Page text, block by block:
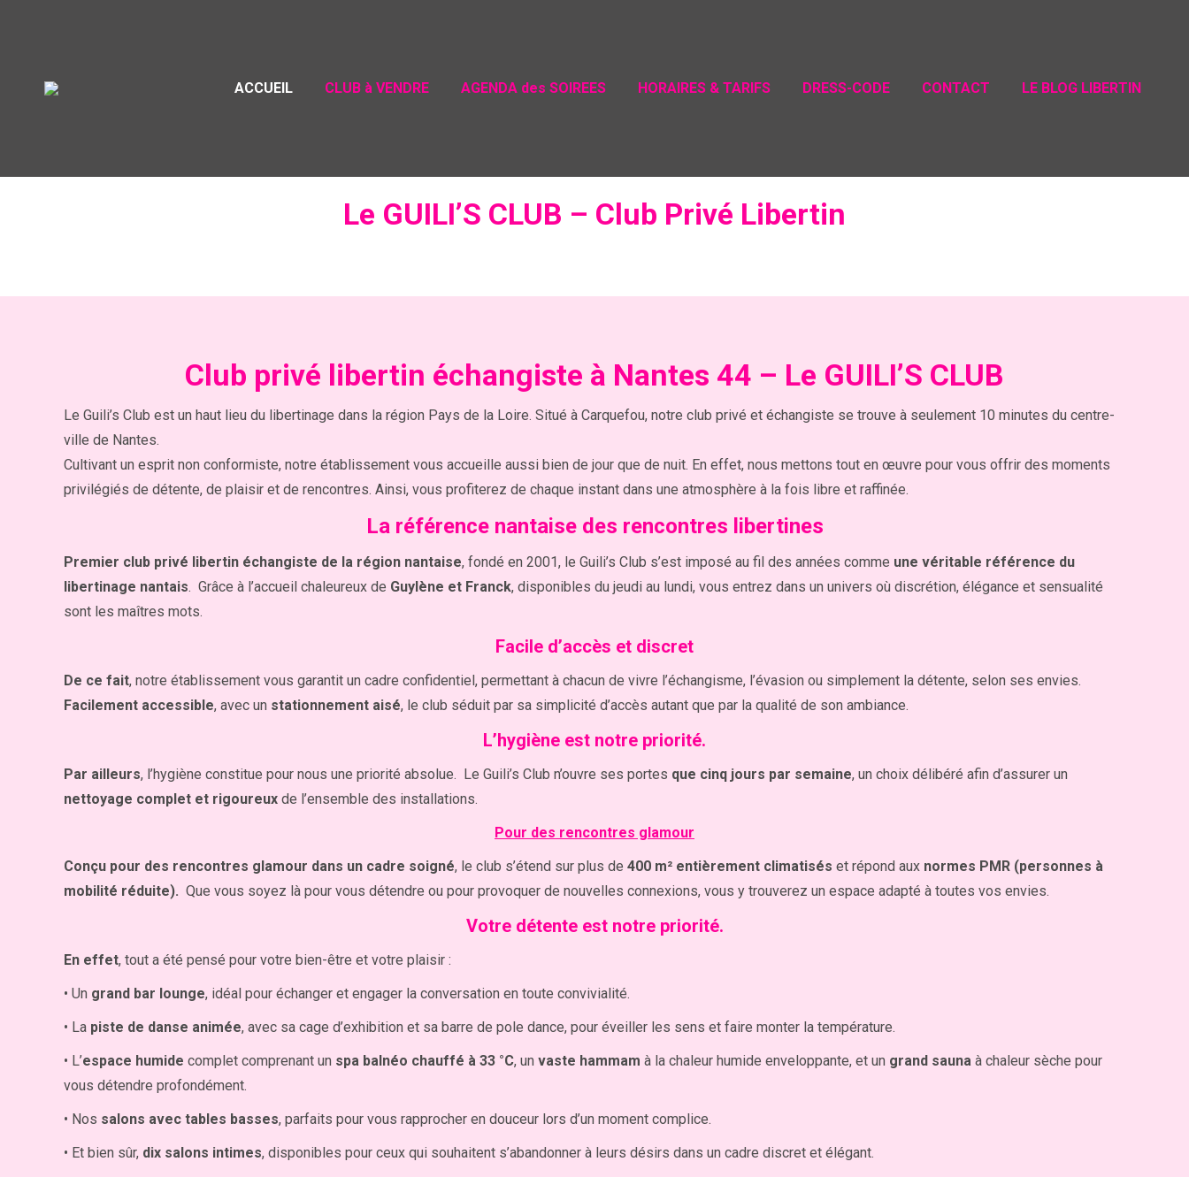
ACCUEIL CLUB à VENDRE AGENDA des SOIREES HORAIRES & TARIFS DRESS-CODE CONTACT LE BLOG LIBERTIN
Le GUILI’S CLUB – Club Privé Libertin
Club privé libertin échangiste à Nantes 44 – Le GUILI’S CLUB
Le Guili’s Club est un haut lieu du libertinage dans la région Pays de la Loire. Situé à Carquefou, notre club privé et échangiste se trouve à seulement 10 minutes du centre-
ville de Nantes.
Cultivant un esprit non conformiste, notre établissement vous accueille aussi bien de jour que de nuit. En effet, nous mettons tout en œuvre pour vous offrir des moments
privilégiés de détente, de plaisir et de rencontres. Ainsi, vous profiterez de chaque instant dans une atmosphère à la fois libre et raffinée.
La référence nantaise des rencontres libertines
Premier club privé libertin échangiste de la région nantaise, fondé en 2001, le Guili’s Club s’est imposé au fil des années comme une véritable référence du
libertinage nantais. Grâce à l’accueil chaleureux de Guylène et Franck, disponibles du jeudi au lundi, vous entrez dans un univers où discrétion, élégance et sensualité
sont les maîtres mots.
Facile d’accès et discret
De ce fait, notre établissement vous garantit un cadre confidentiel, permettant à chacun de vivre l’échangisme, l’évasion ou simplement la détente, selon ses envies.
Facilement accessible, avec un stationnement aisé, le club séduit par sa simplicité d’accès autant que par la qualité de son ambiance.
L’hygiène est notre priorité.
Par ailleurs, l’hygiène constitue pour nous une priorité absolue. Le Guili’s Club n’ouvre ses portes que cinq jours par semaine, un choix délibéré afin d’assurer un
nettoyage complet et rigoureux de l’ensemble des installations.
Pour des rencontres glamour
Conçu pour des rencontres glamour dans un cadre soigné, le club s’étend sur plus de 400 m² entièrement climatisés et répond aux normes PMR (personnes à
mobilité réduite). Que vous soyez là pour vous détendre ou pour provoquer de nouvelles connexions, vous y trouverez un espace adapté à toutes vos envies.
Votre détente est notre priorité.
En effet, tout a été pensé pour votre bien-être et votre plaisir :
• Un grand bar lounge, idéal pour échanger et engager la conversation en toute convivialité.
• La piste de danse animée, avec sa cage d’exhibition et sa barre de pole dance, pour éveiller les sens et faire monter la température.
• L’espace humide complet comprenant un spa balnéo chauffé à 33 °C, un vaste hammam à la chaleur humide enveloppante, et un grand sauna à chaleur sèche pour
vous détendre profondément.
• Nos salons avec tables basses, parfaits pour vous rapprocher en douceur lors d’un moment complice.
• Et bien sûr, dix salons intimes, disponibles pour ceux qui souhaitent s’abandonner à leurs désirs dans un cadre discret et élégant.